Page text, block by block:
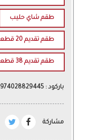
طقم شاي حليب
طقم تقديم 20 قطعة للشاي والقهوة
طقم تقديم 38 قطعة للشاي والقهوة
باركود : 6974028829445
مشاركة